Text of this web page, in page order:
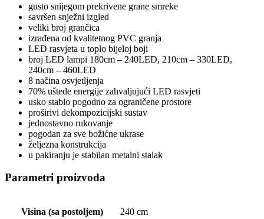
gusto snijegom prekrivene grane smreke
savršen snježni izgled
veliki broj grančica
izrađena od kvalitetnog PVC granja
LED rasvjeta u toplo bijeloj boji
broj LED lampi 180cm – 240LED, 210cm – 330LED,
240cm – 460LED
8 načina osvjetljenja
70% uštede energije zahvaljujući LED rasvjeti
usko stablo pogodno za ograničene prostore
proširivi dekompozicijski sustav
jednostavno rukovanje
pogodan za sve božićne ukrase
željezna konstrukcija
u pakiranju je stabilan metalni stalak
Parametri proizvoda
Visina (sa postoljem) 240 cm